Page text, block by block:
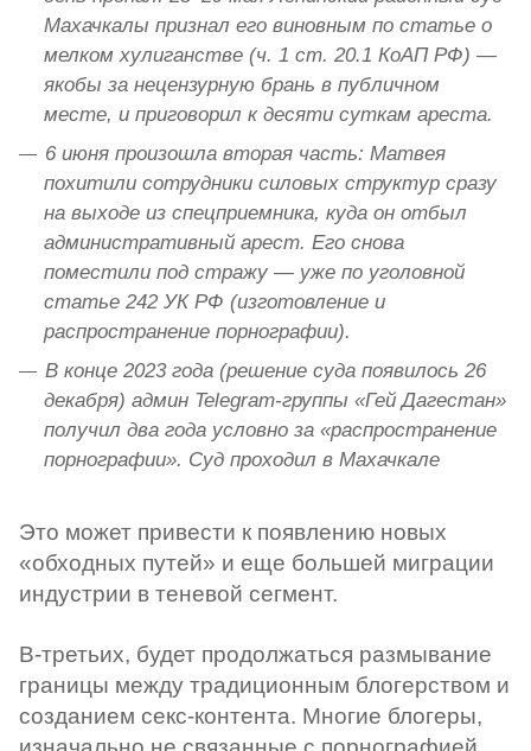
Махачкалы признал его виновным по статье о
мелком хулиганстве (ч. 1 ст. 20.1 КоАП РФ) —
якобы за нецензурную брань в публичном
месте, и приговорил к десяти суткам ареста.
6 июня произошла вторая часть: Матвея
похитили сотрудники силовых структур сразу
на выходе из спецприемника, куда он отбыл
административный арест. Его снова
поместили под стражу — уже по уголовной
статье 242 УК РФ (изготовление и
распространение порнографии).
В конце 2023 года (решение суда появилось 26
декабря) админ Telegram‑группы «Гей Дагестан»
получил два года условно за «распространение
порнографии». Суд проходил в Махачкале
Это может привести к появлению новых
«обходных путей» и еще большей миграции
индустрии в теневой сегмент.
В-третьих, будет продолжаться размывание
границы между традиционным блогерством и
созданием секс-контента. Многие блогеры,